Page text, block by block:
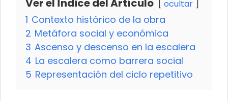
Ver el Índice del Artículo ocultar
1 Contexto histórico de la obra
2 Metáfora social y económica
3 Ascenso y descenso en la escalera
4 La escalera como barrera social
5 Representación del ciclo repetitivo